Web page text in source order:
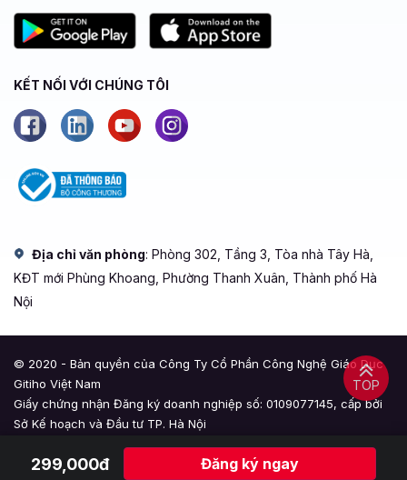
299,000đ Đăng ký ngay
TOP
KẾT NỐI VỚI CHÚNG TÔI
Địa chỉ văn phòng: Phòng 302, Tầng 3, Tòa nhà Tây Hà,
KĐT mới Phùng Khoang, Phường Thanh Xuân, Thành phố Hà
Nội
© 2020 - Bản quyền của Công Ty Cổ Phần Công Nghệ Giáo Dục
Gitiho Việt Nam
Giấy chứng nhận Đăng ký doanh nghiệp số: 0109077145, cấp bởi
Sở Kế hoạch và Đầu tư TP. Hà Nội
thông